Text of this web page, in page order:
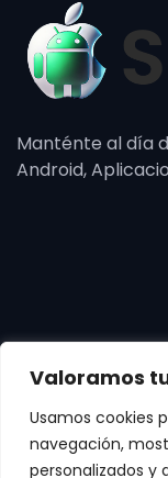
Valoramos
Usamos cookies
navegación,
personalizados y
Manténte al día
Android,